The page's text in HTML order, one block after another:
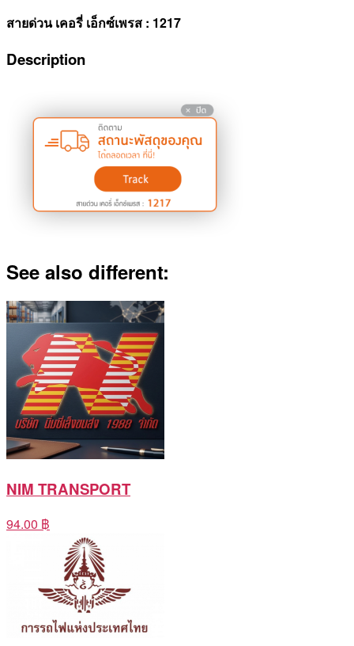
สายด่วน เคอรี่ เอ็กซ์เพรส : 1217
Description
See also different:
NIM TRANSPORT
94.00 ฿